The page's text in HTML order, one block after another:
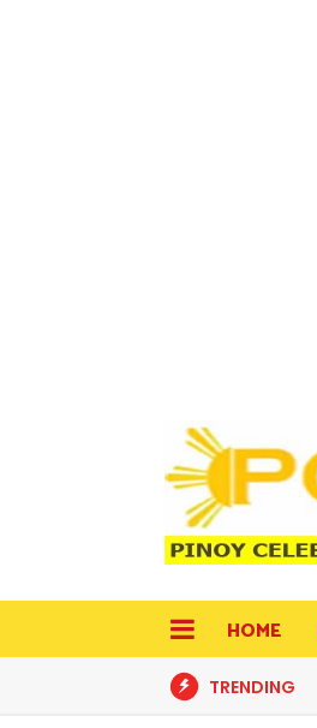
HOME
TRENDING